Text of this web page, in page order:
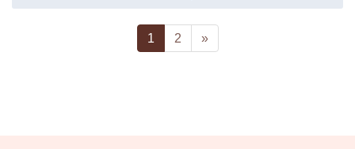
1 2 »